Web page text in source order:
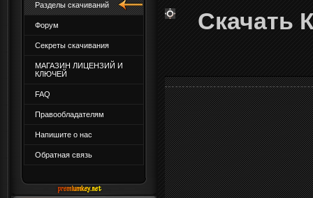
Разделы скачиваний
Форум
Секреты скачивания
МАГАЗИН ЛИЦЕНЗИЙ И
КЛЮЧЕЙ
FAQ
Правообладателям
Напишите о нас
Обратная связь
Скачать